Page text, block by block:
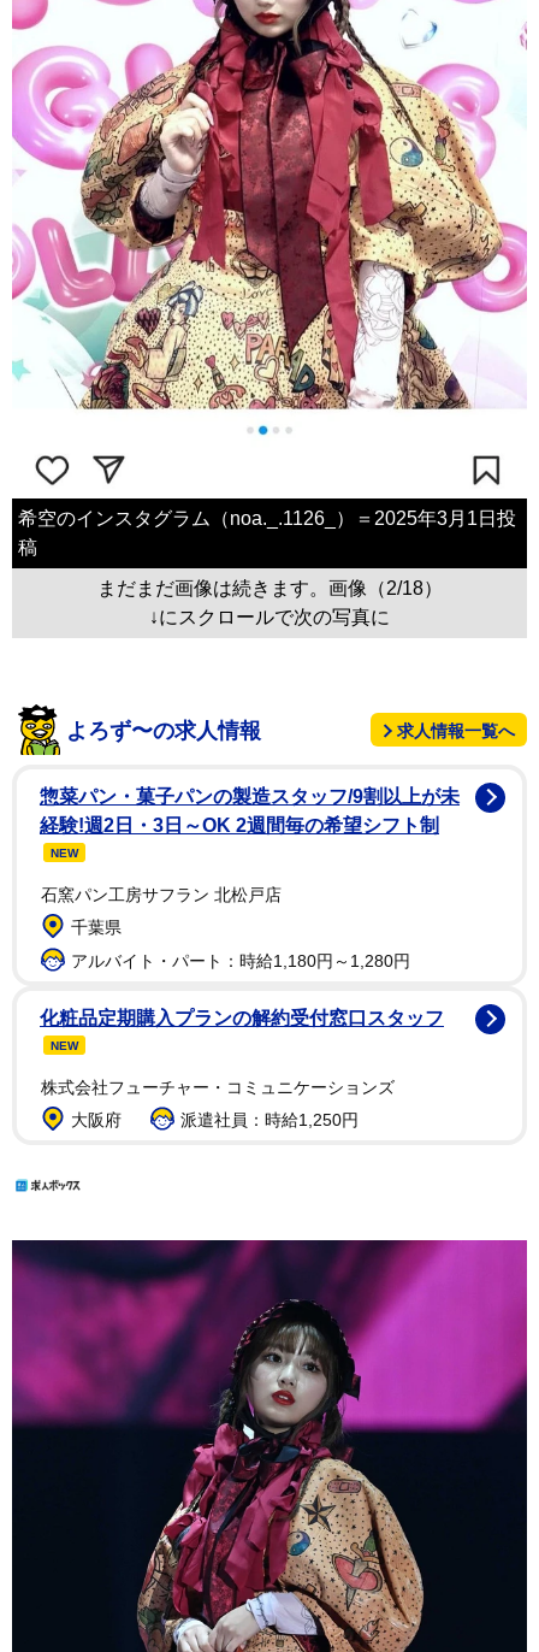
希空のインスタグラム（noa._.1126_）＝2025年3月1日投
稿
まだまだ画像は続きます。画像（2/18）
↓にスクロールで次の写真に
よろず〜の求人情報 求人情報一覧へ
惣菜パン・菓子パンの製造スタッフ/9割以上が未
経験!週2日・3日～OK 2週間毎の希望シフト制
NEW
石窯パン工房サフラン 北松戸店
千葉県
アルバイト・パート：時給1,180円～1,280円
化粧品定期購入プランの解約受付窓口スタッフ
NEW
株式会社フューチャー・コミュニケーションズ
大阪府
派遣社員：時給1,250円